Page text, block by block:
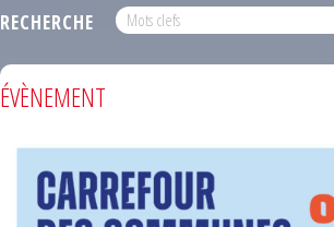
RECHERCHE
ÉVÈNEMENT